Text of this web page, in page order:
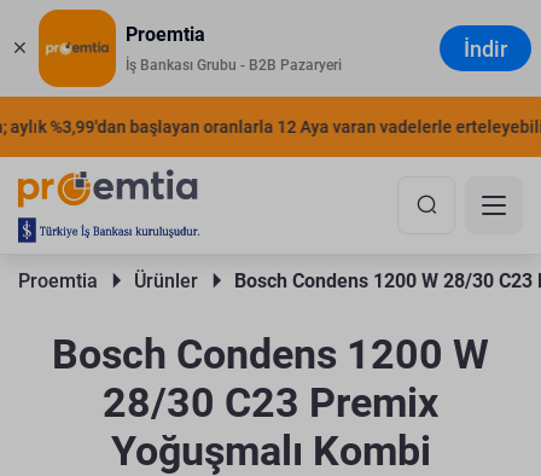
Proemtia
İş Bankası Grubu - B2B Pazaryeri
İndir
%3,99'dan başlayan oranlarla 12 Aya varan vadelerle
Proemtia Ürünler Bosch Condens 1200 W 28/30
Bosch Condens 1200 W
28/30 C23 Premix
Yoğuşmalı Kombi